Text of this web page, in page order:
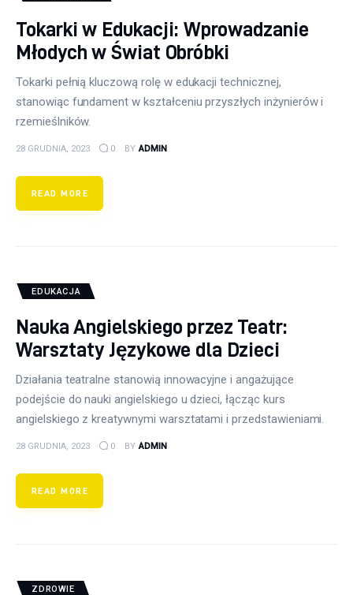
Tokarki w Edukacji: Wprowadzanie
Młodych w Świat Obróbki
Tokarki pełnią kluczową rolę w edukacji technicznej,
stanowiąc fundament w kształceniu przyszłych inżynierów i
rzemieślników.
28 GRUDNIA, 2023 0 BY ADMIN
READ MORE
EDUKACJA
Nauka Angielskiego przez Teatr:
Warsztaty Językowe dla Dzieci
Działania teatralne stanowią innowacyjne i angażujące
podejście do nauki angielskiego u dzieci, łącząc kurs
angielskiego z kreatywnymi warsztatami i przedstawieniami.
28 GRUDNIA, 2023 0 BY ADMIN
READ MORE
ZDROWIE